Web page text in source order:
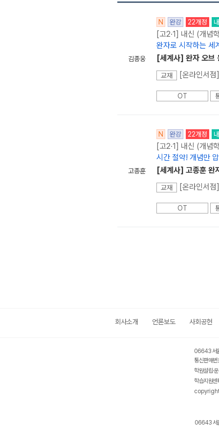
김종웅
N 완강 22개정
[고2·1] 내신 (개념
완자로 시작하는 세
[세계사] 완자 오브
교재 [온라인서
OT
고종훈
N 완강 22개정
[고2·1] 내신 (개념
시간 절약! 개념만
[세계사] 고종훈 완
교재 [온라인서
OT
회사소개 언론보도 사회공헌
06643 서
통신판매
학원설립·
학습지원
06643 서